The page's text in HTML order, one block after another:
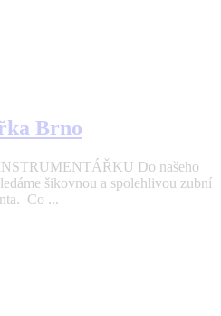
Brno
Do našeho
šikovnou a spolehlivou zubní
Co ...